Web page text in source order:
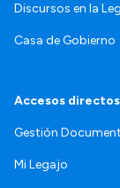
Discursos en la
Casa de Gobierno
Accesos directos
Gestión
Mi Legajo